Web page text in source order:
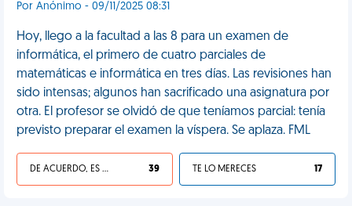
Por Anónimo - 09/11/2025 08:31
Hoy, llego a la facultad a las 8 para un examen de
informática, el primero de cuatro parciales de
matemáticas e informática en tres días. Las revisiones han
sido intensas; algunos han sacrificado una asignatura por
otra. El profesor se olvidó de que teníamos parcial: tenía
previsto preparar el examen la víspera. Se aplaza. FML
DE ACUERDO, ES UNA VIDA HP 39 TE LO MERECES 17